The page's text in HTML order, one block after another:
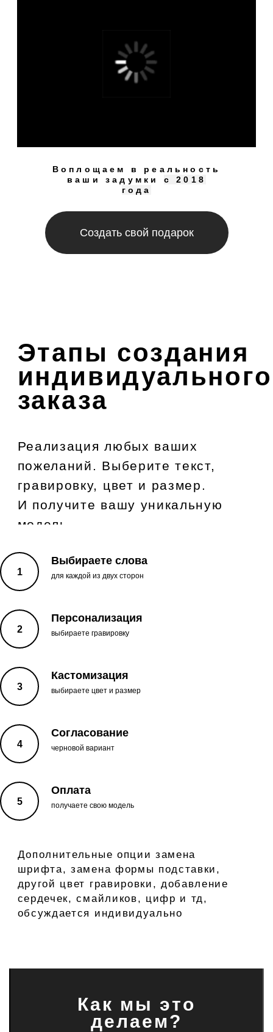
Создать свой подарок
Выбираете слова
для каждой из двух сторон
Персонализация
выбираете гравировку
Кастомизация
выбираете цвет и размер
Согласование
черновой вариант
Оплата
получаете свою модель
Как мы это
делаем?